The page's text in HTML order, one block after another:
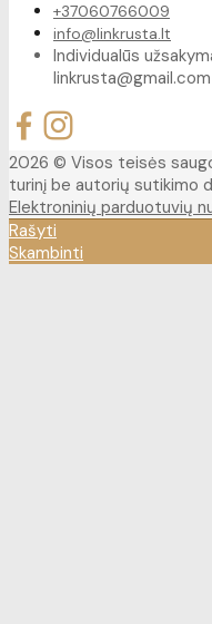
+37060766009
info@linkrusta.lt
Individualūs
linkrusta@gmail.com
2026 © Visos teisės
turinį be autorių sutikimo
Elektroninių parduotuvių
Rašyti
Skambinti